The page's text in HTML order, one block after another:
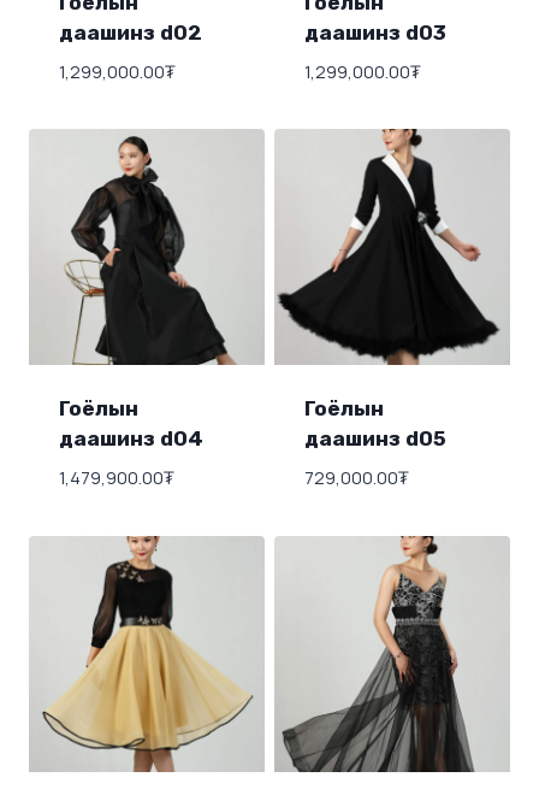
даашинз d02
1,299,000.00₮
даашинз d03
1,299,000.00₮
Гоёлын
даашинз d04
1,479,900.00₮
Гоёлын
даашинз d05
729,000.00₮